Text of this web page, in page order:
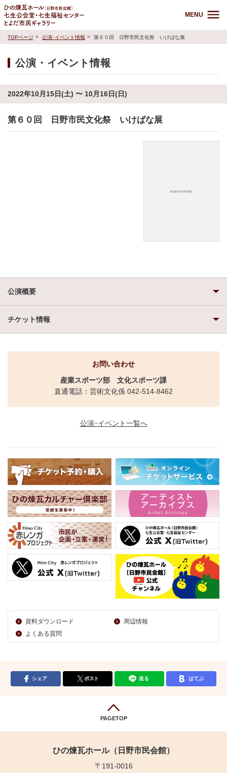
MENU
TOPページ 公演･イベント情報 第６０回 日野市民文化祭 いけばな展
公演・イベント情報
2022年10月15日(土) 〜 10月16日(日)
第６０回 日野市民文化祭 いけばな展
公演概要
チケット情報
お問い合わせ
産業スポーツ部 文化スポーツ課
直通電話：芸術文化係 042-514-8462
公演･イベント一覧へ
資料ダウンロード
周辺情報
よくある質問
シェア ポスト 送る はてぶ
PAGETOP
ひの煉瓦ホール（日野市民会館）
〒191-0016